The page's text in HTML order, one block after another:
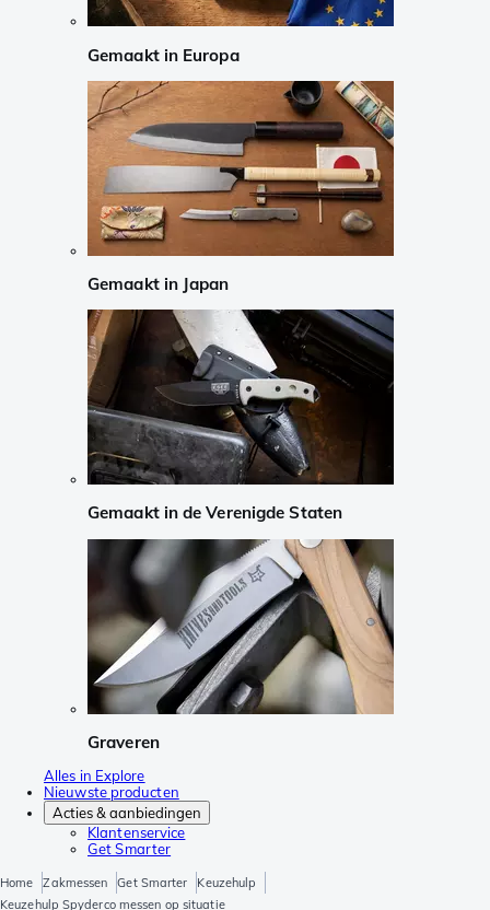
Gemaakt in Europa
Gemaakt in Japan
Gemaakt in de Verenigde Staten
Graveren
Alles in Explore
Nieuwste producten
Acties & aanbiedingen
Klantenservice
Get Smarter
Home Zakmessen Get Smarter
Keuzehulp
Keuzehulp Spyderco messen op situatie